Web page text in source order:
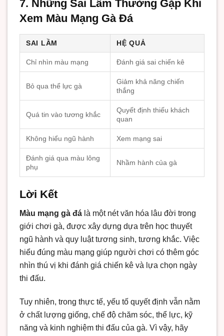
7. Những Sai Lầm Thường Gặp Khi
Xem Màu Mạng Gà Đá
SAI LẦM HỆ QUẢ
Chỉ nhìn màu mạng Đánh giá sai chiến kê
Bỏ qua thể lực gà
Giảm khả năng chiến
thắng
Quá tin vào tương khắc
Quyết định thiếu khách
quan
Không hiểu ngũ hành Xem mạng sai
Đánh giá qua màu lông
phụ
Nhầm hành của gà
Lời Kết
Màu mạng gà đá là một nét văn hóa lâu đời trong
giới chơi gà, được xây dựng dựa trên học thuyết
ngũ hành và quy luật tương sinh, tương khắc. Việc
hiểu đúng màu mạng giúp người chơi có thêm góc
nhìn thú vị khi đánh giá chiến kê và lựa chọn ngày
thi đấu.
Tuy nhiên, trong thực tế, yếu tố quyết định vẫn nằm
ở chất lượng giống, chế độ chăm sóc, thể lực, kỹ
năng và kinh nghiệm thi đấu của gà. Vì vậy, hãy